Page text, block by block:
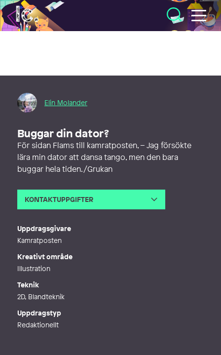
Illustratörcentrum
Elin Molander
Buggar din dator?
För sidan Flams till kamratposten, – Jag försökte
lära min dator att dansa tango, men den bara
buggar hela tiden./Grukan
KONTAKTUPPGIFTER
Webb http://www.elinmolander.com
Uppdragsgivare
Kamratposten
Kreativt område
Illustration
Teknik
2D, Blandteknik
Uppdragstyp
Redaktionellt